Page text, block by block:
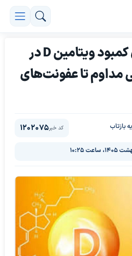
۵ علامت جدی کمبود ویتامین D در
مداوم تا عفونت‌های
بازتاب کد خبر1202075